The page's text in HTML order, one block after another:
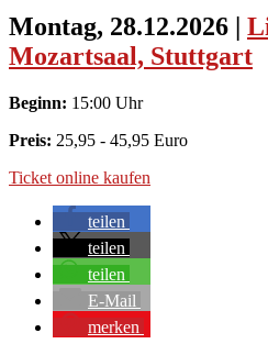
Montag, 28.12.2026 |
Mozartsaal, Stuttgart
Beginn: 15:00 Uhr
Preis: 25,95 - 45,95 Euro
Ticket online kaufen
teilen
teilen
teilen
E-Mail
merken